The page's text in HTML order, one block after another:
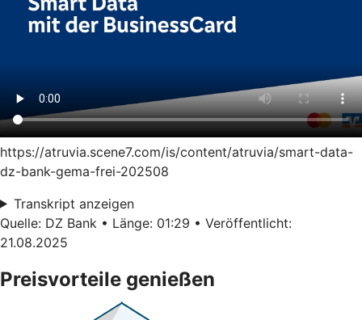
https://atruvia.scene7.com/is/content/atruvia/smart-data-
dz-bank-gema-frei-202508
Transkript anzeigen
Quelle: DZ Bank • Länge: 01:29 • Veröffentlicht:
21.08.2025
Preisvorteile genießen